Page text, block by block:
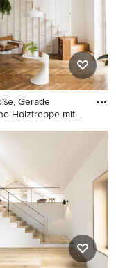
Gerade
Holztreppe mit
Gerade
Setzstufen in Paris